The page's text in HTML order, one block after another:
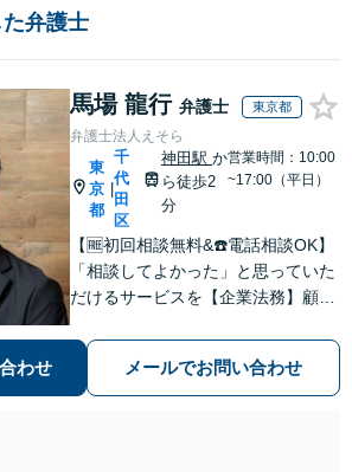
弁護士
馬場 龍行 弁護士 東京都
弁護士法人えそら
東
京
都
千
代
田
区
神田駅か
ら徒歩2
分
営業時間：10:00
~17:00（平日）
【🆓初回相談無料&☎️電話相談OK】
「相談してよかった」と思っていた
だけるサービスを【企業法務】顧問
りなし・相談回数無制限を叶えた企
業法務プラン
わせ メールでお問い合わせ